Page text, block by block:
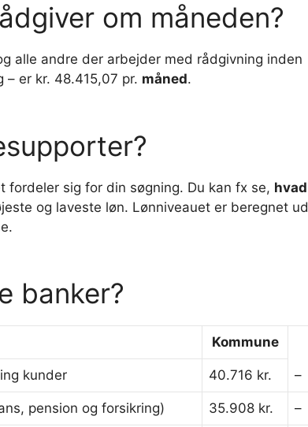
om måneden?
alle andre der arbejder med rådgivning inden
er kr. 48.415,07 pr. måned.
fordeler sig for din søgning. Du kan fx se, hvad
og laveste løn. Lønniveauet er beregnet ud
banker?
Kommune
kunder 40.716 kr. –
pension og forsikring) 35.908 kr. –